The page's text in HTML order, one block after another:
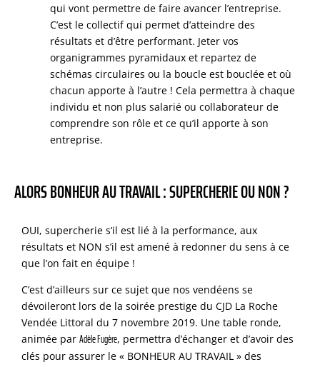
qui vont permettre de faire avancer l’entreprise.
C’est le collectif qui permet d’atteindre des
résultats et d’être performant. Jeter vos
organigrammes pyramidaux et repartez de
schémas circulaires ou la boucle est bouclée et où
chacun apporte à l’autre ! Cela permettra à chaque
individu et non plus salarié ou collaborateur de
comprendre son rôle et ce qu’il apporte à son
entreprise.
ALORS BONHEUR AU TRAVAIL : SUPERCHERIE OU NON ?
OUI, supercherie s’il est lié à la performance, aux
résultats et NON s’il est amené à redonner du sens à ce
que l’on fait en équipe !
C’est d’ailleurs sur ce sujet que nos vendéens se
dévoileront lors de la soirée prestige du CJD La Roche
Vendée Littoral du 7 novembre 2019. Une table ronde,
animée par Adèle Fugère, permettra d’échanger et d’avoir des
clés pour assurer le « BONHEUR AU TRAVAIL » des